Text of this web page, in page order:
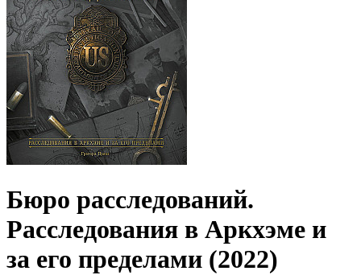
Бюро расследований.
Расследования в Аркхэме и
за его пределами (2022)